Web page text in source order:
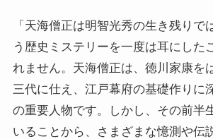
「天海僧正は明智光秀の生き残りで
う歴史ミステリーを一度は耳にした
れません。天海僧正は、徳川家康を
三代に仕え、江戸幕府の基礎作りに
の重要人物です。しかし、その前半
いることから、さまざまな憶測や伝